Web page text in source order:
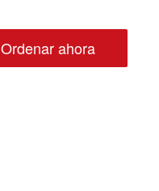
Ordenar ahora